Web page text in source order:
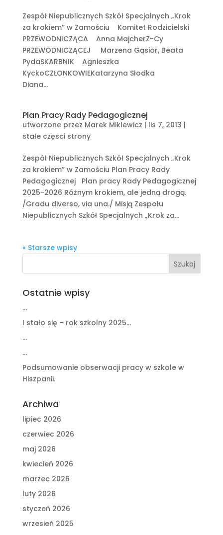
Zespół Niepublicznych Szkół Specjalnych „Krok
za krokiem” w Zamościu Komitet Rodzicielski
PRZEWODNICZĄCA Anna MajcherZ-Cy
PRZEWODNICZĄCEJ Marzena Gąsior, Beata
PydaSKARBNIK Agnieszka
KyckoCZŁONKOWIEKatarzyna Słodka
Diana...
Plan Pracy Rady Pedagogicznej
utworzone przez Marek Miklewicz | lis 7, 2013 |
stałe częsci strony
Zespół Niepublicznych Szkół Specjalnych „Krok
za krokiem” w Zamościu Plan Pracy Rady
Pedagogicznej Plan pracy Rady Pedagogicznej
2025-2026 Różnym krokiem, ale jedną drogą.
/Gradu diverso, via una./ Misją Zespołu
Niepublicznych Szkół Specjalnych „Krok za...
« Starsze wpisy
Ostatnie wpisy
…
I stało się – rok szkolny 2025…
…
…
Podsumowanie obserwacji pracy w szkole w
Hiszpanii.
Archiwa
lipiec 2026
czerwiec 2026
maj 2026
kwiecień 2026
marzec 2026
luty 2026
styczeń 2026
wrzesień 2025